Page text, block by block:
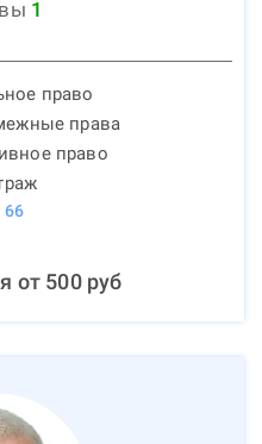
1
право
права
право
66
от 500руб